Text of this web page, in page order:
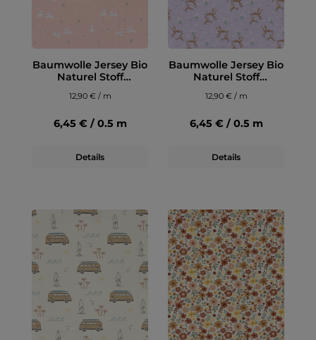
Baumwolle Jersey Bio
Naturel Stoff
bedruckt Häschen
Rosa
12,90 € / m
6,45 € / 0.5 m
Details
Baumwolle Jersey Bio
Naturel Stoff
bedruckt Rehe Lila
12,90 € / m
6,45 € / 0.5 m
Details